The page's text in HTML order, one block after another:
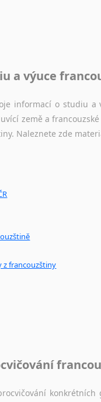
slov a slovních
a výuce
informací o studiu a
země a
Naleznete zde
z francouzštiny